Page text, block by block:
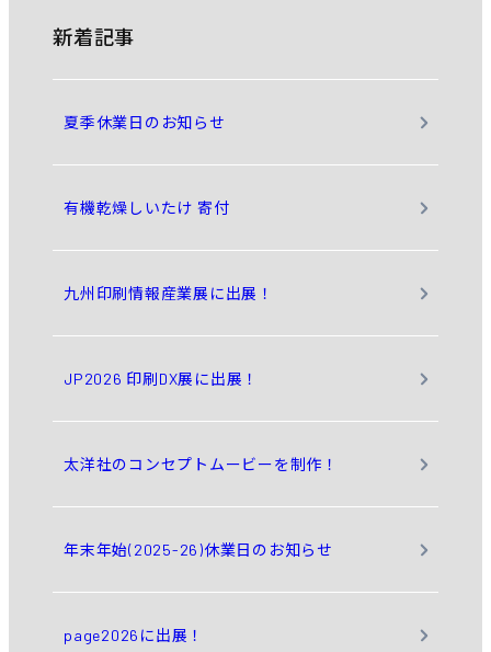
新着記事
夏季休業日のお知らせ
有機乾燥しいたけ 寄付
九州印刷情報産業展に出展！
JP2026 印刷DX展に出展！
太洋社のコンセプトムービーを制作！
年末年始(2025-26)休業日のお知らせ
page2026に出展！